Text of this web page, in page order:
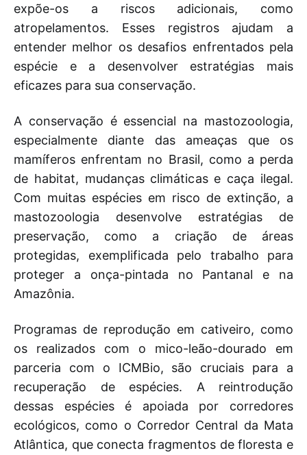
expõe-os a riscos adicionais, como
atropelamentos. Esses registros ajudam a
entender melhor os desafios enfrentados pela
espécie e a desenvolver estratégias mais
eficazes para sua conservação.
A conservação é essencial na mastozoologia,
especialmente diante das ameaças que os
mamíferos enfrentam no Brasil, como a perda
de habitat, mudanças climáticas e caça ilegal.
Com muitas espécies em risco de extinção, a
mastozoologia desenvolve estratégias de
preservação, como a criação de áreas
protegidas, exemplificada pelo trabalho para
proteger a onça-pintada no Pantanal e na
Amazônia.
Programas de reprodução em cativeiro, como
os realizados com o mico-leão-dourado em
parceria com o ICMBio, são cruciais para a
recuperação de espécies. A reintrodução
dessas espécies é apoiada por corredores
ecológicos, como o Corredor Central da Mata
Atlântica, que conecta fragmentos de floresta e